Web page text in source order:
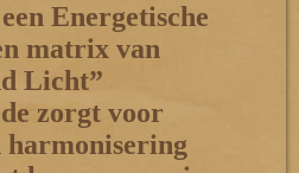
Energetische
matrix van
Licht”
zorgt voor